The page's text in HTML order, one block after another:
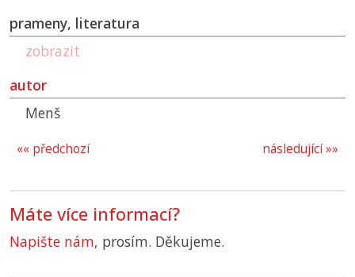
prameny, literatura
zobrazit
autor
Menš
následující »»
«« předchozí
Máte více informací?
Napište nám, prosím. Děkujeme.